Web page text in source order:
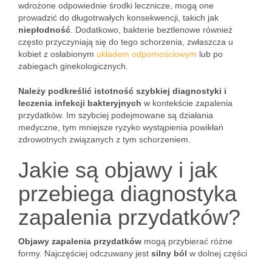
wdrożone odpowiednie środki lecznicze, mogą one
prowadzić do długotrwałych konsekwencji, takich jak
niepłodność . Dodatkowo, bakterie beztlenowe również
często przyczyniają się do tego schorzenia, zwłaszcza u
kobiet z osłabionym układem odpornościowym lub po
zabiegach ginekologicznych.
Należy podkreślić istotność szybkiej diagnostyki i
leczenia infekcji bakteryjnych w kontekście zapalenia
przydatków. Im szybciej podejmowane są działania
medyczne, tym mniejsze ryzyko wystąpienia powikłań
zdrowotnych związanych z tym schorzeniem.
Jakie są objawy i jak
przebiega diagnostyka
zapalenia przydatków?
Objawy zapalenia przydatków mogą przybierać różne
formy. Najczęściej odczuwany jest silny ból w dolnej części